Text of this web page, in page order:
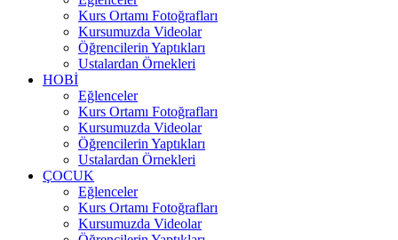
Kurs Ortamı Fotoğrafları
Kursumuzda Videolar
Öğrencilerin Yaptıkları
Ustalardan Örnekleri
HOBİ
Eğlenceler
Kurs Ortamı Fotoğrafları
Kursumuzda Videolar
Öğrencilerin Yaptıkları
Ustalardan Örnekleri
ÇOCUK
Eğlenceler
Kurs Ortamı Fotoğrafları
Kursumuzda Videolar